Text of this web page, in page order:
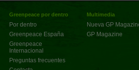
Greenpeace por dentro
Por dentro
Greenpeace España
Greenpeace
Internacional
Preguntas frecuentes
Multimedia
Nueva GP
GP Magazine